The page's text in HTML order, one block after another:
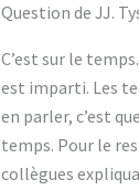
Question de JJ.
C’est sur le
est imparti. Les
en parler, c’est
temps. Pour le
collègues